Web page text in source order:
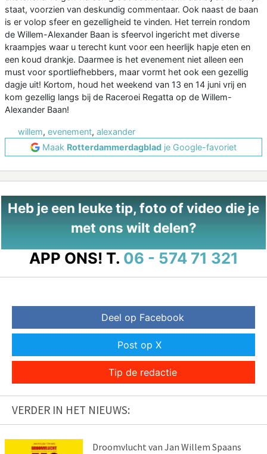
staat, voorzien van deskundig commentaar. Ook naast de baan
is er volop sfeer en gezelligheid te vinden. Het terrein rondom
de Willem-Alexander Baan is sfeervol ingericht met diverse
kraampjes waar u terecht kunt voor een heerlijk hapje eten en
een koud drankje. Daarmee is het evenement niet alleen een
must voor sportliefhebbers, maar vormt het ook een gezellig
dagje uit! Kortom, houd het weekend van 13 en 14 juni vrij en
kom gezellig langs bij de Raceroei Regatta op de Willem-
Alexander Baan!
willem, evenement, alexander
Maak Rotterdammerdagblad je Google-favoriet
Heb je een leuke tip, foto of video die je
met ons wilt delen?
APP ONS! T. 06 - 574 71 321
Deel op Facebook
Post op X
Tip de redactie
VERDER IN HET NIEUWS:
Droomvlucht van Jan Willem Spaans